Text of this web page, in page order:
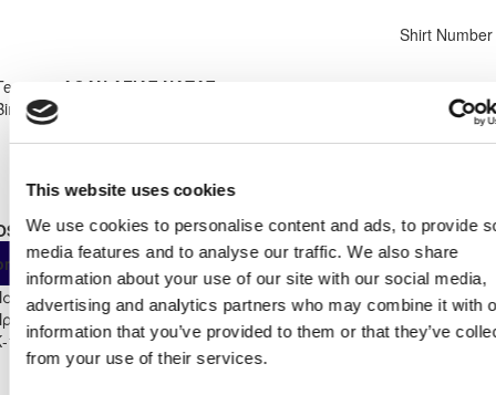
This website uses cookies
We use cookies to personalise content and ads, to provide
media features and to analyse our traffic. We also share
information about your use of our site with our social media,
advertising and analytics partners who may combine it with
information that you’ve provided to them or that they’ve
from your use of their services.
ΑΟΑΝ ΑΓΙΑΣ ΝΑΠΑΣ
Shirt Number
9
STATS 2023 - 2024
App As
Substitute
From
Start
Own
Παίδων
14 2023/24
16 5